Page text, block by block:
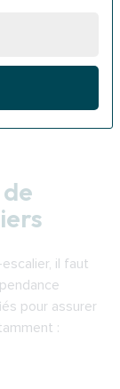
une
il faut
pour assurer
: